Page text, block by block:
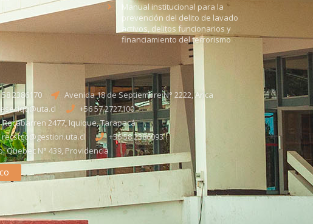
Manual institucional para la
prevención del delito de lavado
activos, delitos funcionarios y
financiamiento del terrorismo
2386170
Avenida 18 de Septiembre N° 2222, Arica
+56 57 2727100​
2477, Iquique, Tarapacá
recstgo@gestion.uta.cl
+56 58 2386093
Quebec N° 439, Providencia